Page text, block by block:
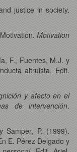
justice in society.
Motivation
F., Fuentes, M.J. y
altruista. Edit.
y afecto en el
de intervención.
Samper, P. (1999).
E. Pérez Delgado y